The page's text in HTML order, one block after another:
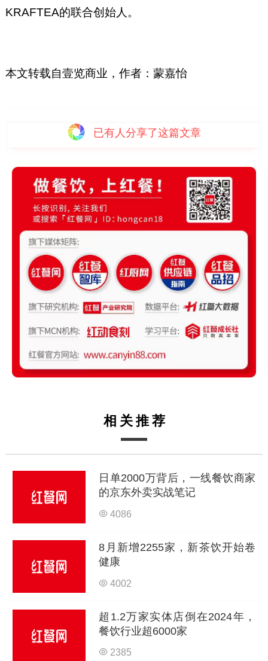
KRAFTEA的联合创始人。
本文转载自壹览商业， 作者： 蒙嘉怡
已有人分享了这篇文章
相关推荐
日单2000万背后，一线餐饮商家
的京东外卖实战笔记
4086
8月新增2255家，新茶饮开始卷
健康
4002
超1.2万家实体店倒在2024年，
餐饮行业超6000家
2385